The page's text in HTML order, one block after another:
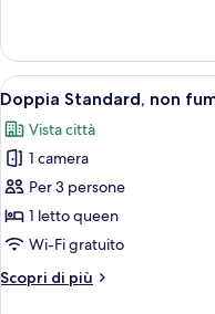
non
fumatori
(Godzilla
King
Ghidorah)
Apri
tutte
le
foto
per
Doppia
Standard,
fumatori
5
Doppia Standard, non
Vista città
1 camera
Per 3 persone
1 letto queen
Wi-Fi gratuito
Scopri di più
Altri